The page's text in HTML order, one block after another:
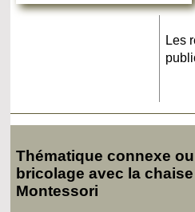
Les
Thématique connexe
bricolage avec la
Montessori